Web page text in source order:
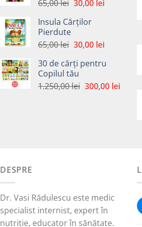
65,00lei Prețul
a
65,00 lei.
30,00 leiPrețul
Insula Cărților
Pierdute
65,00lei Prețul
a
fost:
65,00 lei.
30,00 leiPrețul
este:
30 de cărți pentru
Copilul tău
1.250,00lei Prețul
300,00 leiPrețul
DESPRE
Dr. Vasi Rădulescu este medic
specialist internist, expert în
nutriție, educator în sănătate.